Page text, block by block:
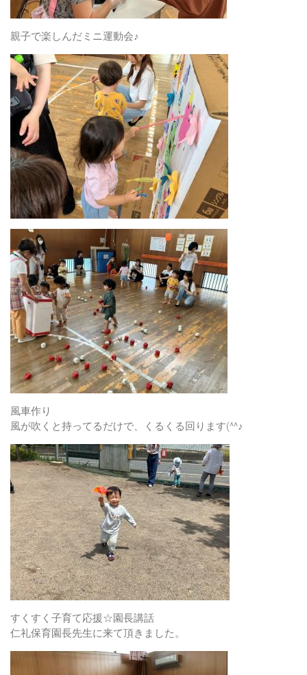
親子で楽しんだミニ運動会♪
風車作り
風が吹くと持ってるだけで、くるくる回ります(^^♪
すくすく子育て応援☆園長講話
仁礼保育園長先生に来て頂きました。